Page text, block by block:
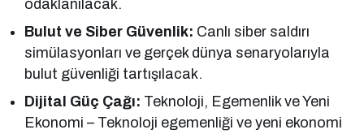
odaklanılacak.
Bulut ve Siber Güvenlik: Canlı siber saldırı
simülasyonları ve gerçek dünya senaryolarıyla
bulut güvenliği tartışılacak.
Dijital Güç Çağı: Teknoloji, Egemenlik ve Yeni
Ekonomi – Teknoloji egemenliği ve yeni ekonomi